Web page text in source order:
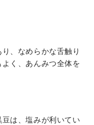
、なめらかな舌触り
く、あんみつ全体を
は、塩みが利いてい